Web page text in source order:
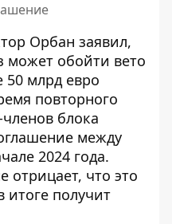
Орбан заявил,
может обойти вето
50 млрд евро
повторного
блока
между
2024 года.
отрицает, что это
итоге получит